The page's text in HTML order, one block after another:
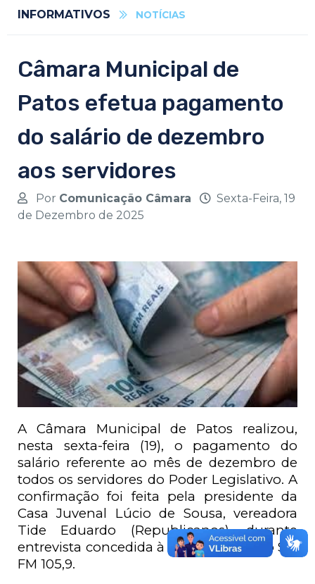
INFORMATIVOS NOTÍCIAS
Câmara Municipal de
Patos efetua pagamento
do salário de dezembro
aos servidores
Por Comunicação Câmara
Sexta-Feira, 19
de Dezembro de 2025
A Câmara Municipal de Patos realizou,
nesta sexta-feira (19), o pagamento do
salário referente ao mês de dezembro de
todos os servidores do Poder Legislativo. A
confirmação foi feita pela presidente da
Casa Juvenal Lúcio de Sousa, vereadora
Tide Eduardo (Republicanos), durante
entrevista concedida à rádio Morada do Sol
FM 105,9.